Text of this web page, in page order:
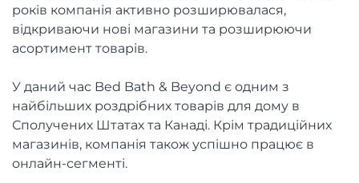
років компанія активно розширювалася,
відкриваючи нові магазини та розширюючи
асортимент товарів.
У даний час Bed Bath & Beyond є одним з
найбільших роздрібних товарів для дому в
Сполучених Штатах та Канаді. Крім традиційних
магазинів, компанія також успішно працює в
онлайн-сегменті.